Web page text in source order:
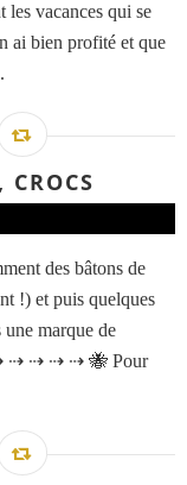
les vacances qui se
ai bien profité et que
des bâtons de
!) et puis quelques
une marque de
⇢ ⇢ ⇢ ⇢ ⇢ 🐝 Pour